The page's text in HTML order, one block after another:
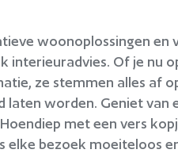
woonoplossingen en
Of je nu
ze stemmen alles af
worden. Geniet van
met een vers
elke bezoek moeiteloos